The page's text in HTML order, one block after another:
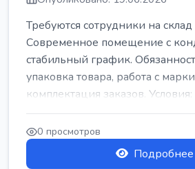
Требуются сотрудники на
Современное помещение с
стабильный график.
упаковка товара, работа с
комплектация заказов. Условия:
0 просмотров
Подробнее